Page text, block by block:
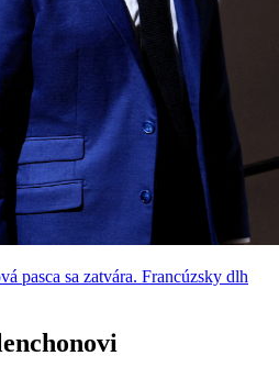
pasca sa zatvára. Francúzsky dlh